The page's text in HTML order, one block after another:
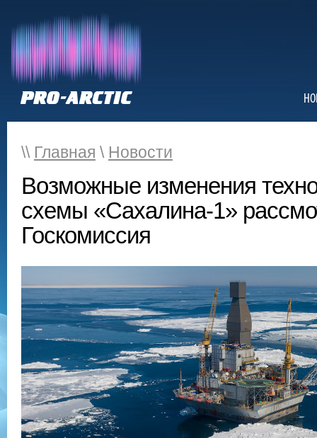
\\ Главная \ Новости
Возможные изменения
схемы «Сахалина-1»
Госкомиссия